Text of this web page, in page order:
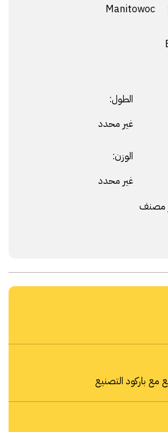
Manitowoc
الطول:
غير محدد
الوزن:
غير محدد
مصنف
باركود التصنيع